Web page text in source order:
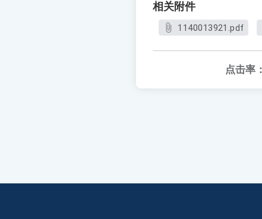
相关附件
1140013921.pdf
点击率：